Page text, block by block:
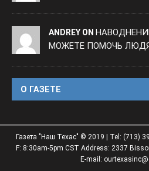
ANDREY ON
МОЖЕТЕ ПОМОЧЬ
O ГАЗЕТЕ
Газета "Наш Техас" © 2019 | Tel: (713)
F: 8:30am-5pm CST Address: 2337
E-mail: